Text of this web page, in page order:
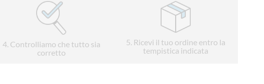
4. Controlliamo che tutto sia
corretto
5. Ricevi il tuo ordine entro la
tempistica indicata